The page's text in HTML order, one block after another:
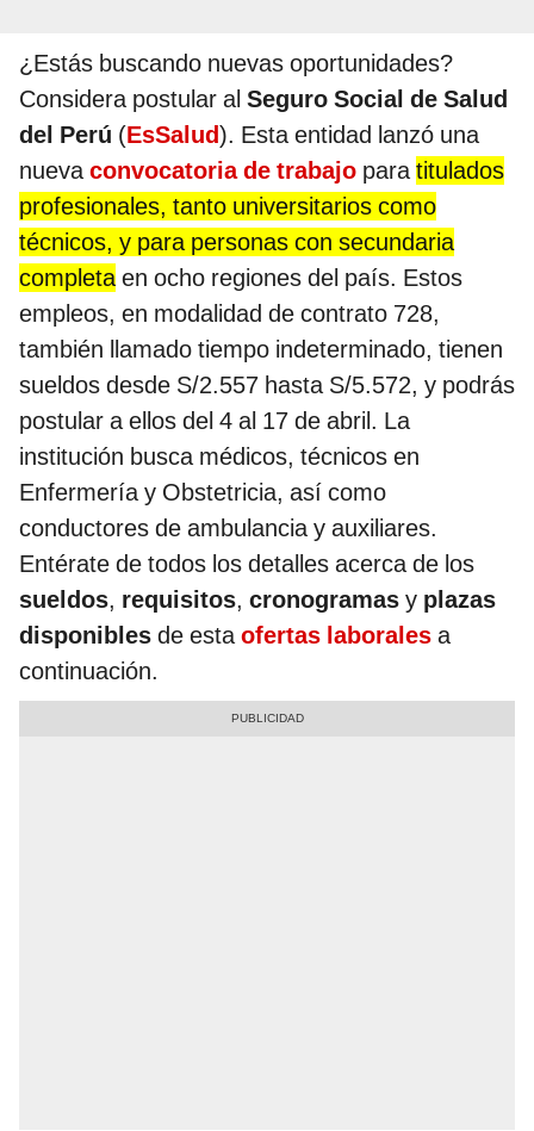
¿Estás buscando nuevas oportunidades?
Considera postular al Seguro Social de Salud
del Perú (EsSalud). Esta entidad lanzó una
nuevaconvocatoria de trabajo paratitulados
profesionales, tanto universitarios como
técnicos, y para personas con secundaria
completaen ocho regiones del país. Estos
empleos, en modalidad de contrato 728,
también llamado tiempo indeterminado, tienen
sueldos desde S/2.557 hasta S/5.572, y podrás
postular a ellos del 4 al 17 de abril. La
institución busca médicos, técnicos en
Enfermería y Obstetricia, así como
conductores de ambulancia y auxiliares.
Entérate de todos los detalles acerca de los
sueldos, requisitos, cronogramas y plazas
disponibles de estaofertas laborales a
continuación.